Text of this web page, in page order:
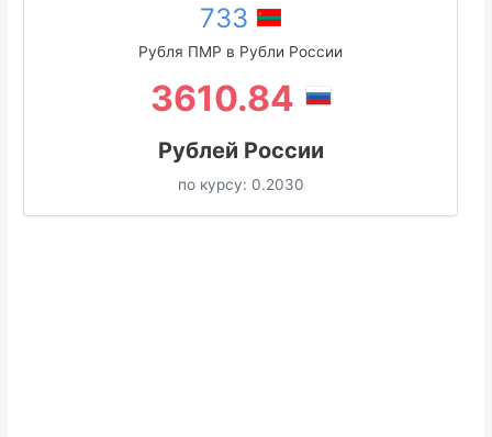
733
Рубля ПМР в Рубли России
3610.84
Рублей России
по курсу: 0.2030